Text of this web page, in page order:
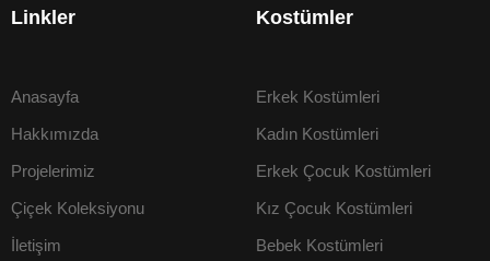
Linkler
Anasayfa
Hakkımızda
Projelerimiz
Çiçek Koleksiyonu
İletişim
Kostümler
Erkek Kostümleri
Kadın Kostümleri
Erkek Çocuk Kostümleri
Kız Çocuk Kostümleri
Bebek Kostümleri